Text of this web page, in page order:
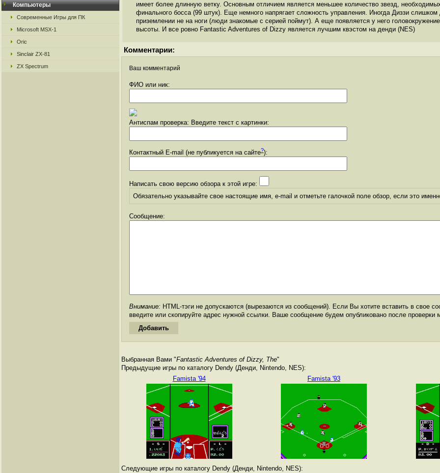
Компьютеры
Современные Игры для ПК
Microsoft MSX-1
Oric
Sinclair ZX-81
ZX Spectrum
имеет более длинную ветку. Основным отличием является меньшее количество звезд,
финального босса (99 штук). Еще немного напрягает сложность управления. Иногда Диззи
приземлении не на ноги (люди знакомые с серией поймут). А еще появляется у него
высоты. И все ровно Fantastic Adventures of Dizzy является лучшим квэстом на денди (NES)
Комментарии:
Ваш комментарий
ФИО или ник:
Антиспам проверка: Введите текст с картинки:
Контактный E-mail (не публикуется на сайте?):
Написать свою версию обзора к этой игре:
Обязательно указывайте свое настоящие имя, e-mail и отметьте галочкой поле обзор, если это
Сообщение:
Внимание: HTML-тэги не допускаются (вырезаются из сообщений). Если Вы хотите вставить в свое
введите или скопируйте адрес нужной ссылки. Ваше сообщение будем опубликовано после проверки
Выбранная Вами "Fantastic Adventures of Dizzy, The"
Предыдущие игры по каталогу Dendy (Денди, Nintendo, NES):
Famista '94
Famista '93
Следующие игры по каталогу Dendy (Денди, Nintendo, NES):